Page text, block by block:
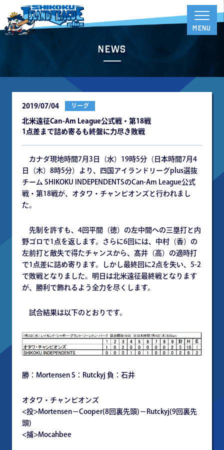
News
2019/07/04 リーグ
北米遠征Can-Am League公式戦・第18戦
1点差まで詰め寄るも終盤に力尽き敗戦
カナダ現地時間7月3日（水）19時5分（日本時間7月4
日（木）8時5分）より、四国アイランドリーグplus選抜
チーム SHIKOKU INDEPENDENTSのCan-Am League公式
戦・第18戦が、オタワ・チャンピオンズと行われまし
た。
先制を許すも、4回平間（徳）の左中間への三塁打と内
野ゴロで1点を返します。さらに6回には、中村（香）の
左前打と敵失で得たチャンスから、髙井（高）の適時打
で1点差に詰め寄ります。しかし最終回に2点を失い、5-2
で敗戦となりました。明日は北米遠征最終戦となります
が、勝利で飾れるよう全力を尽くします。
試合結果は以下のとおりです。
勝：Mortensen S：Rutckyj 負：石井
オタワ・チャンピオンズ
<投>Mortensen－Cooper(8回裏先頭)－Rutckyj(9回裏先
頭)
<捕>Mocahbee